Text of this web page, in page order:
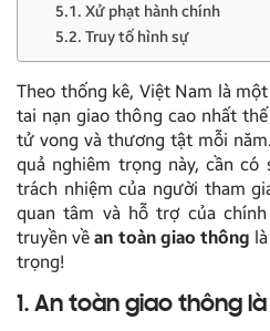
5.1. Xử phạt hành chính
5.2. Truy tố hình sự
Theo thống kê, Việt Nam là
tai nạn giao thông cao nhất
tử vong và thương tật mỗi
quả nghiêm trọng này, cần có
trách nhiệm của người tham
quan tâm và hỗ trợ của
truyền vềan toàn giao thông
trọng!
1. An toàn giao thông là